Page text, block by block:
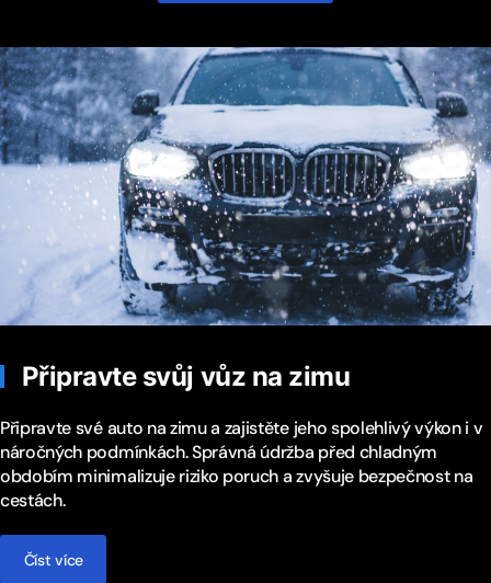
Připravte svůj vůz na zimu
Připravte své auto na zimu a zajistěte jeho spolehlivý výkon i v
náročných podmínkách. Správná údržba před chladným
obdobím minimalizuje riziko poruch a zvyšuje bezpečnost na
cestách.
Číst více